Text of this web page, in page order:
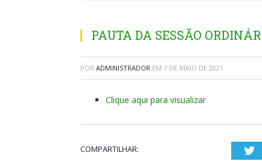
PAUTA DA SESSÃO
POR ADMINISTRADOR EM 7 DE MAIO DE 2021
Clique aqui para visualizar
COMPARTILHAR: